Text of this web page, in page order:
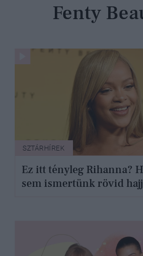
Fenty
SZTÁRHÍREK
Ez itt tényleg Rihanna?
sem ismertünk rövid